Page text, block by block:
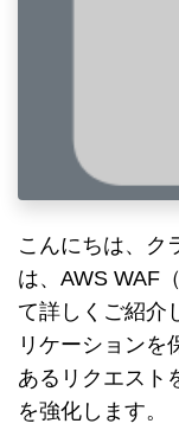
こんにちは、ク
は、AWS WAF
て詳しくご紹介
リケーションを
あるリクエスト
を強化します。